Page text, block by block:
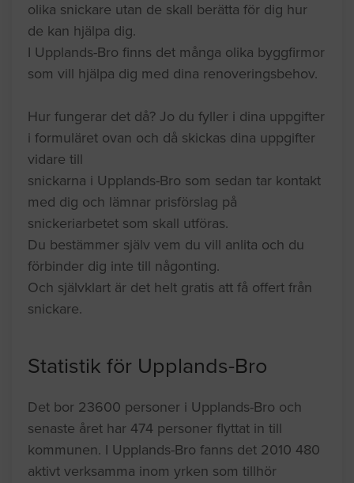
olika snickare utan de skall berätta för dig hur
de kan hjälpa dig.
I Upplands-Bro finns det många olika byggfirmor
som vill hjälpa dig med dina renoveringsbehov.
Hur fungerar det då? Jo du fyller i dina uppgifter
i formuläret ovan och då skickas dina uppgifter
vidare till
snickarna i Upplands-Bro som sedan tar kontakt
med dig och lämnar prisförslag på
snickeriarbetet som skall utföras.
Du bestämmer själv vem du vill anlita och du
förbinder dig inte till någonting.
Och självklart är det helt gratis att få offert från
snickare.
Statistik för Upplands-Bro
Det bor 23600 personer i Upplands-Bro och
senaste året har 474 personer flyttat in till
kommunen. I Upplands-Bro fanns det 2010 480
aktivt verksamma inom yrken som tillhör